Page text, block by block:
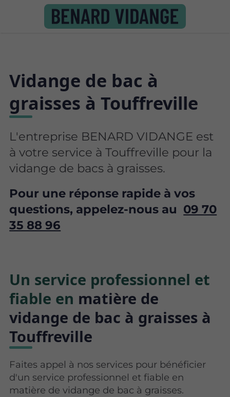
Vidange de bac à
graisses à Touffreville
L'entreprise BENARD VIDANGE est
à votre service à Touffreville pour la
vidange de bacs à graisses.
Pour une réponse rapide à vos
questions, appelez-nous au 09 70
35 88 96
Un service professionnel et
fiable en matière de
vidange de bac à graisses à
Touffreville
Faites appel à nos services pour bénéficier
d'un service professionnel et fiable en
matière de vidange de bac à graisses.